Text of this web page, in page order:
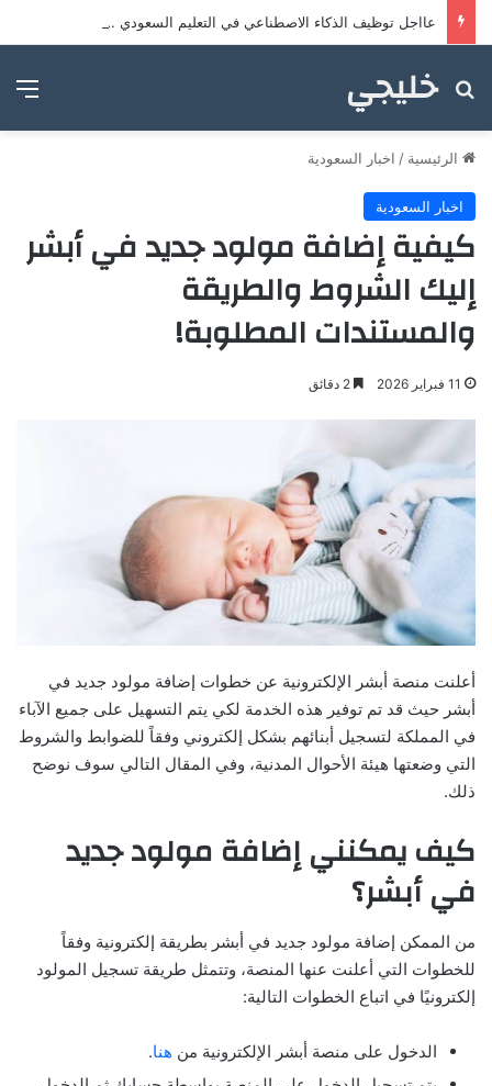
خليجي
بحث عن
الرئيسية / اخبار السعودية
اخبار السعودية
كيفية إضافة مولود جديد في أبشر
إليك الشروط والطريقة
والمستندات المطلوبة!
11 فبراير 2026
أعلنت منصة أبشر الإلكترونية عن خطوات إضافة مولود جديد في
أبشر حيث قد تم توفير هذه الخدمة لكي يتم التسهيل على جميع الآباء
في المملكة لتسجيل أبنائهم بشكل إلكتروني وفقاً للضوابط والشروط
التي وضعتها هيئة الأحوال المدنية، وفي المقال التالي سوف نوضح
ذلك.
كيف يمكنني إضافة مولود جديد
في أبشر؟
من الممكن إضافة مولود جديد في أبشر بطريقة إلكترونية وفقاً
للخطوات التي أعلنت عنها المنصة، وتتمثل طريقة تسجيل المولود
إلكترونيًا في اتباع الخطوات التالية:
الدخول على منصة أبشر الإلكترونية من هنا.